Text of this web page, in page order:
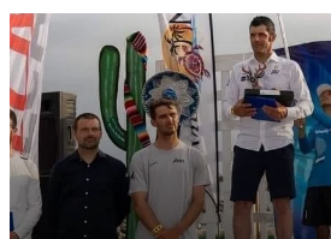
στους ΑΜΚΕ Στίβου, αφήνοντας
Μάλτα με 8 βαθμούς διαφορά.